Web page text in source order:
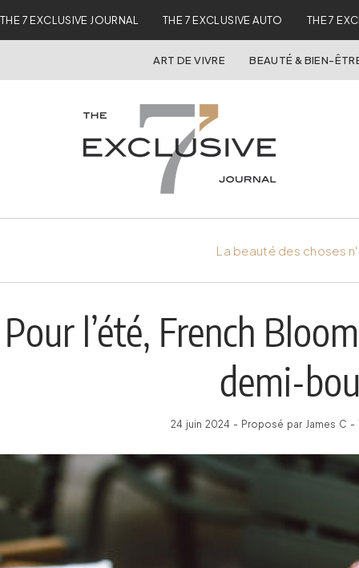
THE 7 EXCLUSIVE JOURNAL THE 7 EXCLUSIVE AUTO THE 7
ART DE VIVRE BEAUTÉ & BIEN-
La beauté des choses
Pour l’été, French
demi-
24 juin 2024 - Proposé par James C -